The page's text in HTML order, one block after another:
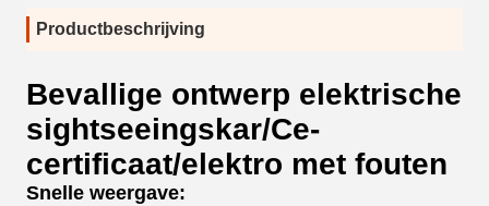
Productbeschrijving
Bevallige ontwerp elektrische
sightseeingskar/Ce-
certificaat/elektro met fouten
Snelle weergave: